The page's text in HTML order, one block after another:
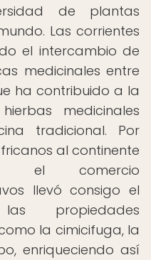
de plantas
Las corrientes
el intercambio de
medicinales entre
ha contribuido a la
medicinales
tradicional. Por
al continente
el comercio
llevó consigo el
propiedades
la cimicifuga, la
enriqueciendo así